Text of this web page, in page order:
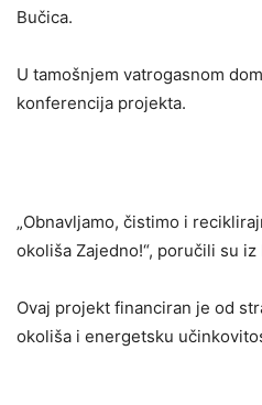
Bučica.
U tamošnjem vatrogasnom
konferencija projekta.
„Obnavljamo, čistimo i
okoliša Zajedno!“, poručili su iz
Ovaj projekt financiran je od
okoliša i energetsku